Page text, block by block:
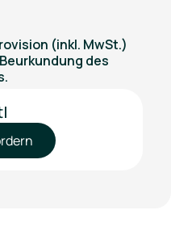
(inkl. MwSt.)
des